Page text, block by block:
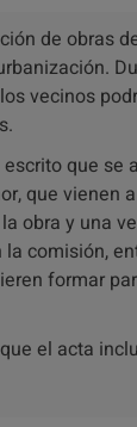
de obras
vecinos
que se
que vienen
obra y una
comisión,
formar
el acta